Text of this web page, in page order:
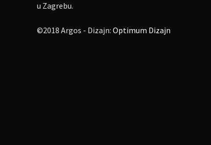
u Zagrebu.
©2018 Argos - Dizajn: Optimum Dizajn